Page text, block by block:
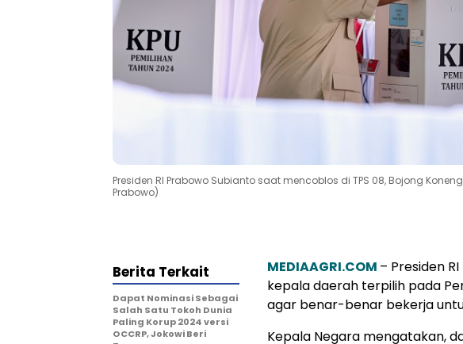
Presiden RI Prabowo Subianto saat mencoblos di TPS 08, Bojong
Prabowo)
MEDIAAGRI.COM – Presiden
kepala daerah terpilih pada
agar benar-benar bekerja
Kepala Negara mengatakan,
Berita Terkait
Dapat Nominasi Sebagai
Salah Satu Tokoh Dunia
Paling Korup 2024 versi
OCCRP, Jokowi Beri